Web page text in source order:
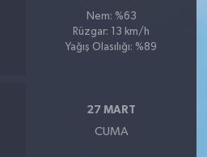
Nem: %63
Rüzgar: 13 km/h
Yağış Olasılığı: %89
27 MART
CUMA